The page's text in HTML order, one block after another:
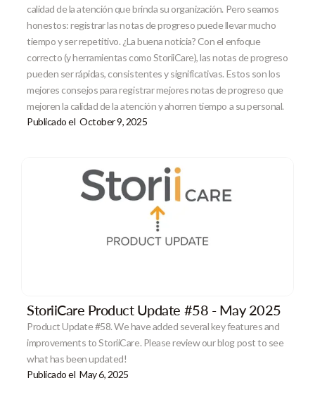
calidad de la atención que brinda su organización. Pero seamos
honestos: registrar las notas de progreso puede llevar mucho
tiempo y ser repetitivo. ¿La buena noticia? Con el enfoque
correcto (y herramientas como StoriiCare), las notas de progreso
pueden ser rápidas, consistentes y significativas. Estos son los
mejores consejos para registrar mejores notas de progreso que
mejoren la calidad de la atención y ahorren tiempo a su personal.
Publicado el October 9, 2025
StoriiCare Product Update #58 - May 2025
Product Update #58. We have added several key features and
improvements to StoriiCare. Please review our blog post to see
what has been updated!
Publicado el May 6, 2025